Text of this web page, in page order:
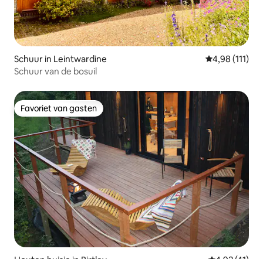
Schuur in Leintwardine Gemiddelde
4,98 (111)
Schuur van de bosuil
Favoriet van gasten
Favoriet van gasten